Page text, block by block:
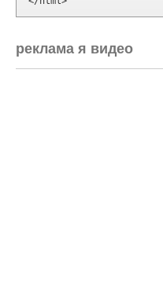
реклама я видео